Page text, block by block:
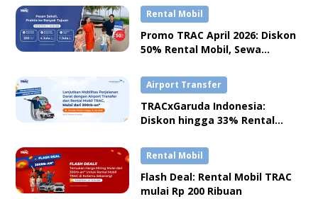
Rental Mobil
Promo TRAC April 2026: Diskon
50% Rental Mobil, Sewa
Airport Transfer
TRACxGaruda Indonesia:
Diskon hingga 33% Rental
Rental Mobil
Flash Deal: Rental Mobil TRAC
mulai Rp 200 Ribuan